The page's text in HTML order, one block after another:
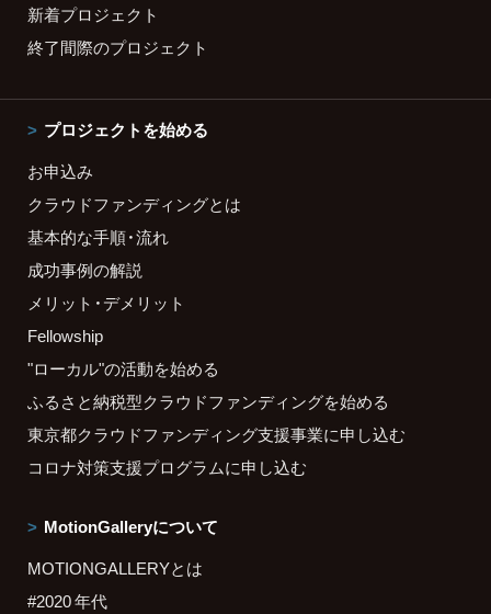
新着プロジェクト
終了間際のプロジェクト
プロジェクトを始める
お申込み
クラウドファンディングとは
基本的な手順・流れ
成功事例の解説
メリット・デメリット
Fellowship
"ローカル"の活動を始める
ふるさと納税型クラウドファンディングを始める
東京都クラウドファンディング支援事業に申し込む
コロナ対策支援プログラムに申し込む
MotionGalleryについて
MOTIONGALLERYとは
#2020 年代